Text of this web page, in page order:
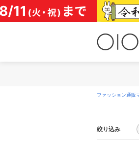
コ
ン
テ
ファッション通販
絞り込み